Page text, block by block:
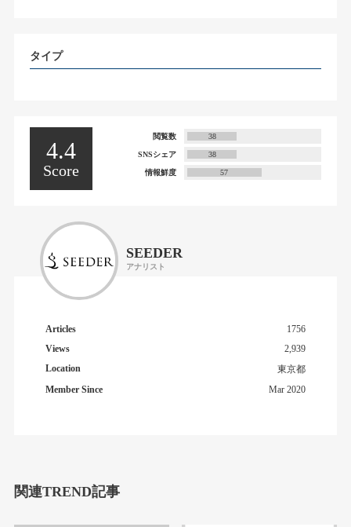
タイプ
4.4
Score
閲覧数 38
SNSシェア 38
情報鮮度 57
SEEDER
アナリスト
Articles
1756
Views
2,939
Location
東京都
Member Since
Mar 2020
関連TREND記事